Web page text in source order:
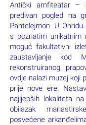
Antički amfiteatar –
predivan pogled na
Pantelejmon. U
s poznatim unikatnim
moguć fakultativni
zaustavljanje kod
rekonstruiranog
ovdje nalazi muzej koji
prije nove ere.
najljepših lokaliteta
obilazak
posvećene